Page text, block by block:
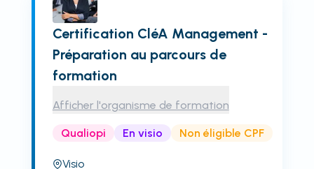
Certification CléA Management -
Préparation au parcours de
formation
Afficher l'organisme de formation
Qualiopi En visio Non éligible CPF
Visio